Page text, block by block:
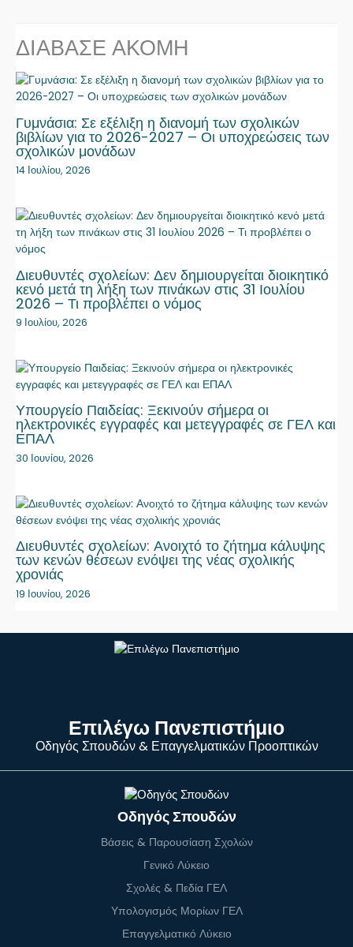
ΔΙΑΒΑΣΕ ΑΚΟΜΗ
Γυμνάσια: Σε εξέλιξη η διανομή των σχολικών
βιβλίων για το 2026-2027 – Οι υποχρεώσεις των
σχολικών μονάδων
14 Ιουλίου, 2026
Διευθυντές σχολείων: Δεν δημιουργείται διοικητικό
κενό μετά τη λήξη των πινάκων στις 31 Ιουλίου
2026 – Τι προβλέπει ο νόμος
9 Ιουλίου, 2026
Υπουργείο Παιδείας: Ξεκινούν σήμερα οι
ηλεκτρονικές εγγραφές και μετεγγραφές σε ΓΕΛ και
ΕΠΑΛ
30 Ιουνίου, 2026
Διευθυντές σχολείων: Ανοιχτό το ζήτημα κάλυψης
των κενών θέσεων ενόψει της νέας σχολικής
χρονιάς
19 Ιουνίου, 2026
Επιλέγω Πανεπιστήμιο
Οδηγός Σπουδών & Επαγγελματικών Προοπτικών
Οδηγός Σπουδών
Βάσεις & Παρουσίαση Σχολών
Γενικό Λύκειο
Σχολές & Πεδία ΓΕΛ
Υπολογισμός Μορίων ΓΕΛ
Επαγγελματικό Λύκειο